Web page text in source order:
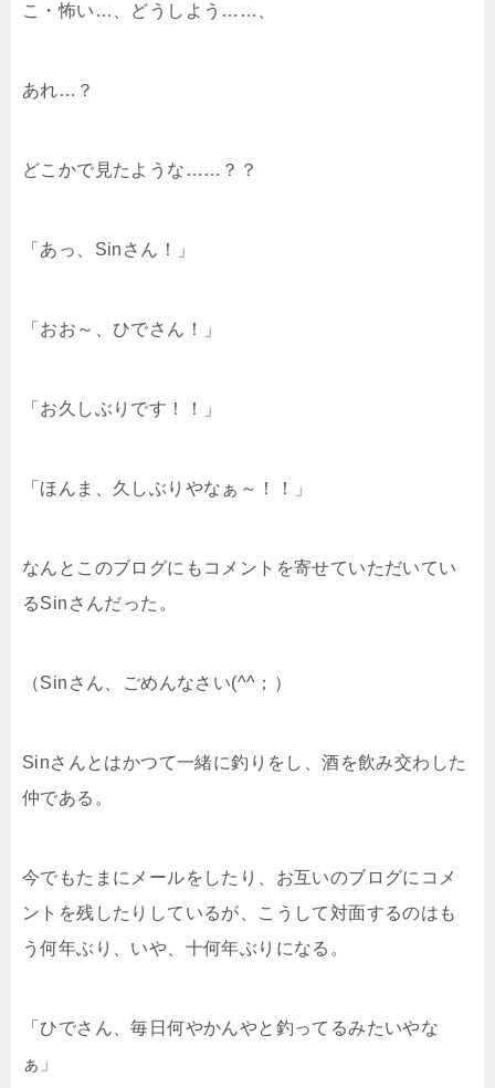
こ・怖い…、どうしよう……、
あれ…？
どこかで見たような……？？
「あっ、Sinさん！」
「おお～、ひでさん！」
「お久しぶりです！！」
「ほんま、久しぶりやなぁ～！！」
なんとこのブログにもコメントを寄せていただいてい
るSinさんだった。
（Sinさん、ごめんなさい(^^；）
Sinさんとはかつて一緒に釣りをし、酒を飲み交わした
仲である。
今でもたまにメールをしたり、お互いのブログにコメ
ントを残したりしているが、こうして対面するのはも
う何年ぶり、いや、十何年ぶりになる。
「ひでさん、毎日何やかんやと釣ってるみたいやな
ぁ」